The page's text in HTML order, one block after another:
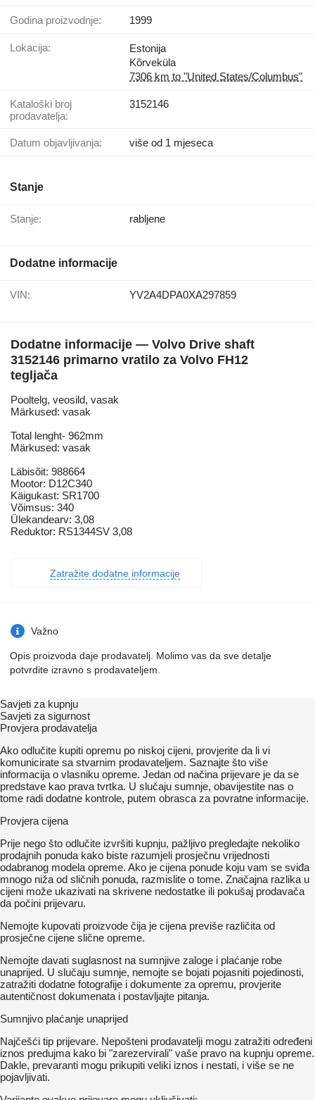
Godina proizvodnje: 1999
Lokacija:
Estonija
Kõrveküla
7306 km to "United States/Columbus"
Kataloški broj
prodavatelja:
3152146
Datum objavljivanja: više od 1 mjeseca
Stanje
Stanje: rabljene
Dodatne informacije
VIN: YV2A4DPA0XA297859
Dodatne informacije — Volvo Drive shaft
3152146 primarno vratilo za Volvo FH12
tegljača
Pooltelg, veosild, vasak
Märkused: vasak
Total lenght- 962mm
Märkused: vasak
Läbisõit: 988664
Mootor: D12C340
Käigukast: SR1700
Võimsus: 340
Ülekandearv: 3,08
Reduktor: RS1344SV 3,08
Zatražite dodatne informacije
Važno
Opis proizvoda daje prodavatelj. Molimo vas da sve detalje
potvrdite izravno s prodavateljem.
Savjeti za kupnju
Savjeti za sigurnost
Provjera prodavatelja
Ako odlučite kupiti opremu po niskoj cijeni, provjerite da li vi
komunicirate sa stvarnim prodavateljem. Saznajte što više
informacija o vlasniku opreme. Jedan od načina prijevare je da se
predstave kao prava tvrtka. U slučaju sumnje, obavijestite nas o
tome radi dodatne kontrole, putem obrasca za povratne informacije.
Provjera cijena
Prije nego što odlučite izvršiti kupnju, pažljivo pregledajte nekoliko
prodajnih ponuda kako biste razumjeli prosječnu vrijednosti
odabranog modela opreme. Ako je cijena ponude koju vam se sviđa
mnogo niža od sličnih ponuda, razmislite o tome. Značajna razlika u
cijeni može ukazivati ​​na skrivene nedostatke ili pokušaj prodavača
da počini prijevaru.
Nemojte kupovati proizvode čija je cijena previše različita od
prosječne cijene slične opreme.
Nemojte davati suglasnost na sumnjive zaloge i plaćanje robe
unaprijed. U slučaju sumnje, nemojte se bojati pojasniti pojedinosti,
zatražiti dodatne fotografije i dokumente za opremu, provjerite
autentičnost dokumenata i postavljajte pitanja.
Sumnjivo plaćanje unaprijed
Najčešći tip prijevare. Nepošteni prodavatelji mogu zatražiti određeni
iznos predujma kako bi "zarezervirali" vaše pravo na kupnju opreme.
Dakle, prevaranti mogu prikupiti veliki iznos i nestati, i više se ne
pojavljivati.